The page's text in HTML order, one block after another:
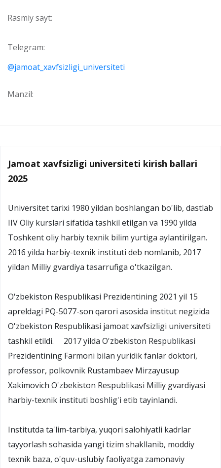
Rasmiy sayt:
Telegram:
@jamoat_xavfsizligi_universiteti
Manzil:
Jamoat xavfsizligi universiteti kirish ballari
2025
Universitet tarixi 1980 yildan boshlangan bo'lib, dastlab
IIV Oliy kurslari sifatida tashkil etilgan va 1990 yilda
Toshkent oliy harbiy texnik bilim yurtiga aylantirilgan.
2016 yilda harbiy-texnik instituti deb nomlanib, 2017
yildan Milliy gvardiya tasarrufiga o'tkazilgan.
O'zbekiston Respublikasi Prezidentining 2021 yil 15
apreldagi PQ-5077-son qarori asosida institut negizida
O'zbekiston Respublikasi jamoat xavfsizligi universiteti
tashkil etildi. 2017 yilda O'zbekiston Respublikasi
Prezidentining Farmoni bilan yuridik fanlar doktori,
professor, polkovnik Rustambaev Mirzayusup
Xakimovich O'zbekiston Respublikasi Milliy gvardiyasi
harbiy-texnik instituti boshlig'i etib tayinlandi.
Institutda ta'lim-tarbiya, yuqori salohiyatli kadrlar
tayyorlash sohasida yangi tizim shakllanib, moddiy
texnik baza, o'quv-uslubiy faoliyatga zamonaviy